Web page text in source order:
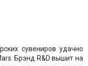
сувениров удачно
Брэнд R&D вышит на